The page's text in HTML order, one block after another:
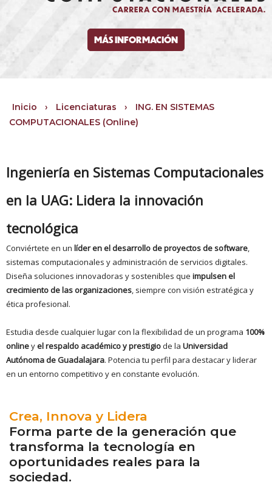
MÁS INFORMACIÓN
Inicio › Licenciaturas ›
ING. EN SISTEMAS
COMPUTACIONALES (Online)
Ingeniería en Sistemas Computacionales
en la UAG: Lidera la innovación
tecnológica
Conviértete en un líder en el desarrollo de proyectos de software
sistemas computacionales y administración de servicios digitales.
Diseña soluciones innovadoras y sostenibles que impulsen el
crecimiento de las organizaciones , siempre con visión estratégica y
ética profesional.
Estudia desde cualquier lugar con la flexibilidad de un programa 100%
onlineyel respaldo académico y prestigiode la Universidad
Autónoma de Guadalajara. Potencia tu perfil para destacar y liderar
en un entorno competitivo y en constante evolución.
Crea, Innova y Lidera
Forma parte de la generación que
transforma la tecnología en
oportunidades reales para la
sociedad.